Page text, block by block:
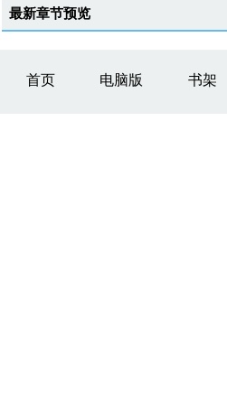
最新章节预览
首页 电脑版 书架